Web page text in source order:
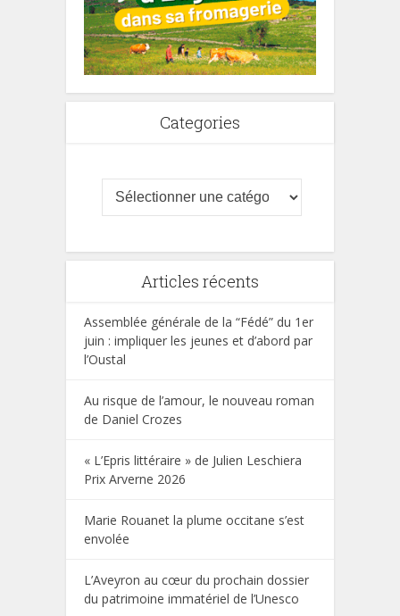
Categories
Articles récents
Assemblée générale de la “Fédé” du 1er
juin : impliquer les jeunes et d’abord par
l’Oustal
Au risque de l’amour, le nouveau roman
de Daniel Crozes
« L’Epris littéraire » de Julien Leschiera
Prix Arverne 2026
Marie Rouanet la plume occitane s’est
envolée
L’Aveyron au cœur du prochain dossier
du patrimoine immatériel de l’Unesco